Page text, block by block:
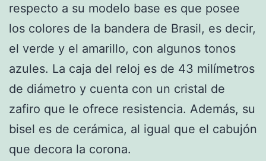
respecto a su modelo base es que posee
los colores de la bandera de Brasil, es decir,
el verde y el amarillo, con algunos tonos
azules. La caja del reloj es de 43 milímetros
de diámetro y cuenta con un cristal de
zafiro que le ofrece resistencia. Además, su
bisel es de cerámica, al igual que el cabujón
que decora la corona.